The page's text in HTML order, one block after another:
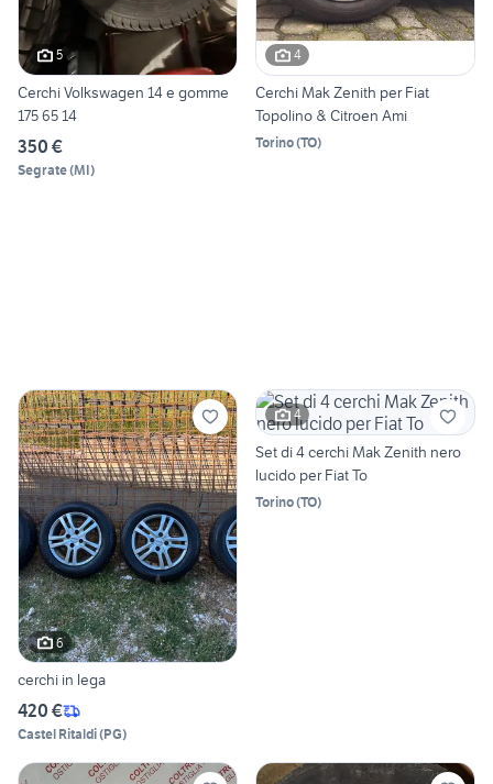
5
Cerchi Volkswagen 14 e gomme
175 65 14
350 €
Segrate(MI)
4
Cerchi Mak Zenith per Fiat
Topolino & Citroen Ami
Torino(TO)
6
cerchi in lega
420 €
Castel Ritaldi(PG)
4
Set di 4 cerchi Mak Zenith nero
lucido per Fiat To
Torino(TO)